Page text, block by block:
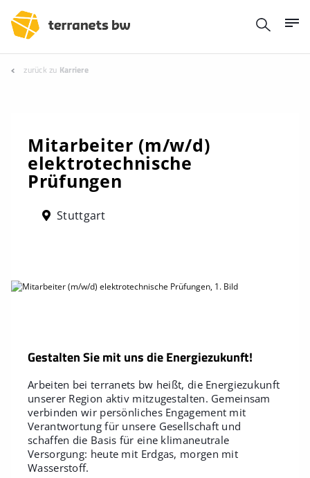
zurück zu Karriere
Mitarbeiter (m/w/d)
elektrotechnische
Prüfungen
Stuttgart
Gestalten Sie mit uns die Energiezukunft!
Arbeiten bei terranets bw heißt, die Energiezukunft
unserer Region aktiv mitzugestalten. Gemeinsam
verbinden wir persönliches Engagement mit
Verantwortung für unsere Gesellschaft und
schaffen die Basis für eine klimaneutrale
Versorgung: heute mit Erdgas, morgen mit
Wasserstoff.